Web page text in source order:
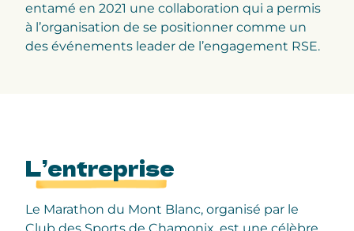
entamé en 2021 une collaboration qui a permis
à l’organisation de se positionner comme un
des événements leader de l’engagement RSE.
L’entreprise
Le Marathon du Mont Blanc, organisé par le